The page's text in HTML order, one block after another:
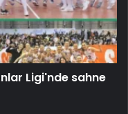
Ligi'nde sahne